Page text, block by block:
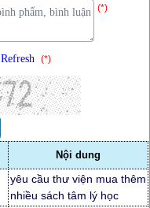
(*)
Refresh (*)
Nội dung
yêu cầu thư viện mua thêm
nhiều sách tâm lý học